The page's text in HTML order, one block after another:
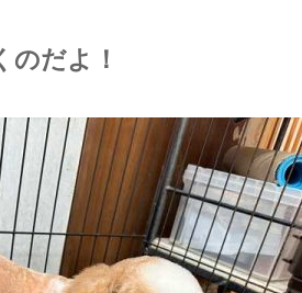
のだよ！